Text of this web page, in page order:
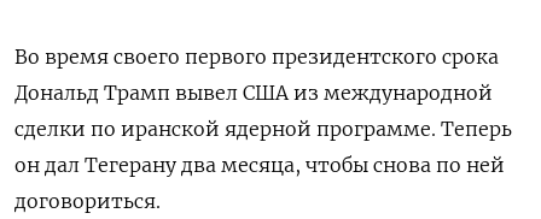
Во время своего первого президентского срока
Дональд Трамп вывел США из международной
сделки по иранской ядерной программе. Теперь
он дал Тегерану два месяца, чтобы снова по ней
договориться.